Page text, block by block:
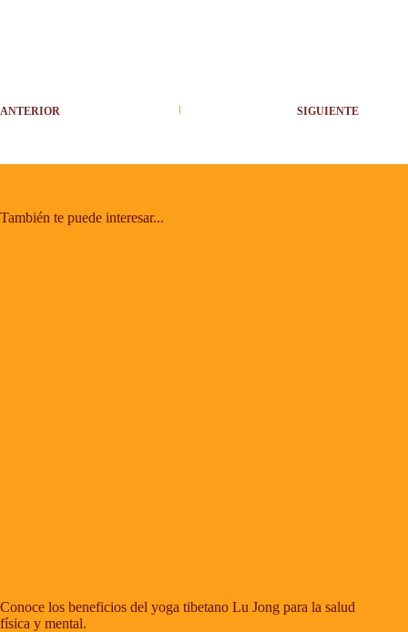
ANTERIOR SIGUIENTE
También te puede interesar...
Conoce los beneficios del yoga tibetano Lu Jong para la salud
física y mental.